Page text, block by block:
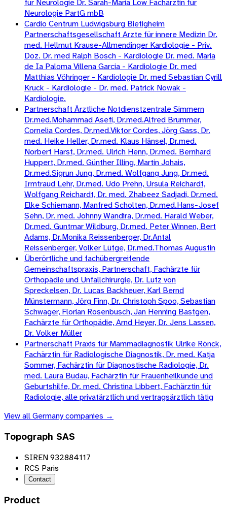
für Neurologie Dr. Sarah-Maria Löw Fachärztin für
Neurologie PartG mbB
Cardio Centrum Ludwigsburg Bietigheim
Partnerschaftsgesellschaft Arzte für innere Medizin Dr.
med. Hellmut Krause-Allmendinger Kardiologie - Priv.
Doz. Dr. med Ralph Bosch - Kardiologie Dr. med. Maria
de Ia Paloma Villena Garcia - Kardiologie Dr. med
Matthias Vöhringer - Kardiologie Dr. med Sebastian Cyrill
Kruck - Kardiologie - Dr. med. Patrick Nowak -
Kardiologie.
Partnerschaft Ärztliche Notdienstzentrale Simmern
Dr.med.Mohammad Asefi, Dr.med.Alfred Brummer,
Cornelia Cordes, Dr.med.Viktor Cordes, Jörg Gass, Dr.
med. Heike Heller, Dr.med. Klaus Hänsel, Dr.med.
Norbert Harst, Dr.med. Ulrich Henn, Dr.med. Bernhard
Huppert, Dr.med. Günther Illing, Martin Johais,
Dr.med.Sigrun Jung, Dr.med. Wolfgang Jung, Dr.med.
Irmtraud Lehr, Dr.med. Udo Prehn, Ursula Reichardt,
Wolfgang Reichardt, Dr. med. Zhabeez Sadjadi, Dr.med.
Elke Schiemann, Manfred Scholten, Dr.med.Hans-Josef
Sehn, Dr. med. Johnny Wandira, Dr.med. Harald Weber,
Dr.med. Guntmar Wildburg, Dr.med. Peter Winnen, Bert
Adams, Dr.Monika Reissenberger, Dr.Antal
Reissenberger, Volker Lütge, Dr.med.Thomas Augustin
Überörtliche und fachübergreifende
Gemeinschaftspraxis, Partnerschaft, Fachärzte für
Orthopädie und Unfallchirurgie, Dr. Lutz von
Spreckelsen, Dr. Lucas Backheuer, Karl Bernd
Münstermann, Jörg Finn, Dr. Christoph Spoo, Sebastian
Schwager, Florian Rosenbusch, Jan Henning Bastgen,
Fachärzte für Orthopädie, Arnd Heyer, Dr. Jens Lassen,
Dr. Volker Müller
Partnerschaft Praxis für Mammadiagnostik Ulrike Rönck,
Fachärztin für Radiologische Diagnostik, Dr. med. Katja
Sommer, Fachärztin für Diagnostische Radiologie, Dr.
med. Laura Budau, Fachärztin für Frauenheilkunde und
Geburtshilfe, Dr. med. Christina Libbert, Fachärztin für
Radiologie, alle privatärztlich und vertragsärztlich tätig
View allGermanycompanies →
Topograph SAS
SIREN 932884117
RCS Paris
Contact
Product